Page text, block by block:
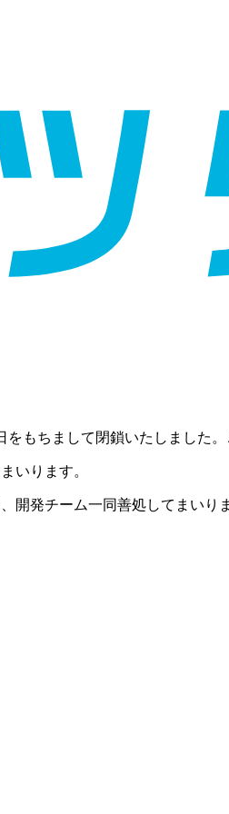
もちまして閉鎖いたしました
いります。
発チーム一同善処してまいり